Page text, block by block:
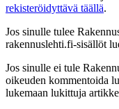
rekisteröidyttävä täällä.
Jos sinulle tulee
rakennuslehti.fi-sisällöt
Jos sinulle ei tule
oikeuden kommentoida
lukemaan lukittuja